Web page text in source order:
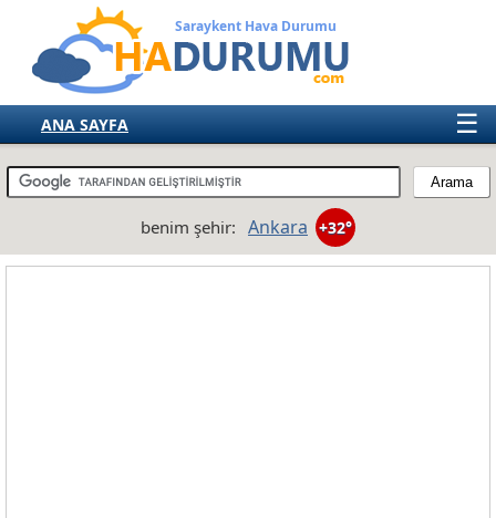
Saraykent Hava Durumu
☰
ANA SAYFA
TÜRKİYE
AVRUPA
benim şehir: Ankara +32°